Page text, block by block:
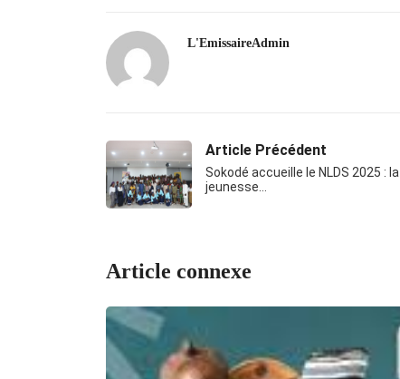
L'EmissaireAdmin
Article Précédent
Sokodé accueille le NLDS 2025 : la
jeunesse…
Article connexe